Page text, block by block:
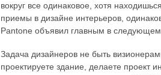
вокруг все одинаковое, хотя
приемы в дизайне интерьеров,
Pantone объявил главным в следующем
Задача дизайнеров не быть
проектируете здание, делаете проект